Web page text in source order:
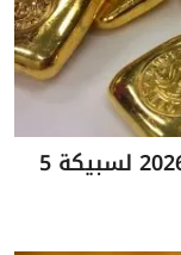
سعر الذهب اليوم الاثنين 11 مايو 2026 لسبيكة 5